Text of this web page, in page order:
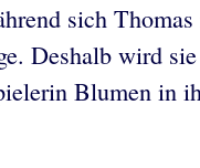
sich
Deshalb wird
Blumen in